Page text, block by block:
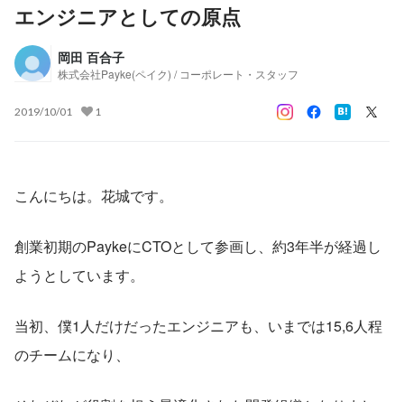
エンジニアとしての原点
岡田 百合子
株式会社Payke(ペイク) / コーポレート・スタッフ
2019/10/01 1
こんにちは。花城です。
創業初期のPaykeにCTOとして参画し、約3年半が経過し
ようとしています。
当初、僕1人だけだったエンジニアも、いまでは15,6人程
のチームになり、